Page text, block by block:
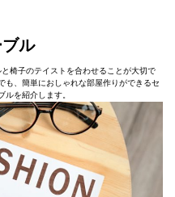
ル
椅子のテイストを合わせることが大切で
も、簡単におしゃれな部屋作りができるセ
ルを紹介します。